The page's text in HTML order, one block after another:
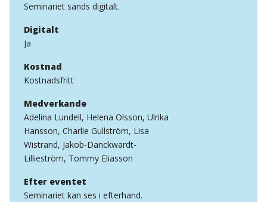
Seminariet sänds digitalt.
Digitalt
Ja
Kostnad
Kostnadsfritt
Medverkande
Adelina Lundell, Helena Olsson, Ulrika
Hansson, Charlie Gullström, Lisa
Wistrand, Jakob-Danckwardt-
Lillieström, Tommy Eliasson
Efter eventet
Seminariet kan ses i efterhand.